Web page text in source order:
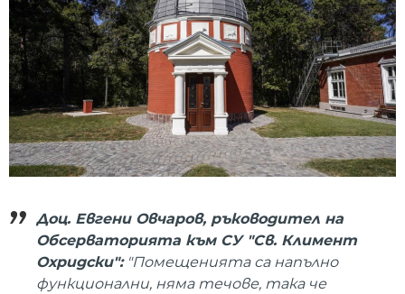
Доц. Евгени Овчаров, ръководител на
Обсерваторията към СУ "Св. Климент
Охридски":"Помещенията са напълно
функционални, няма течове, така че